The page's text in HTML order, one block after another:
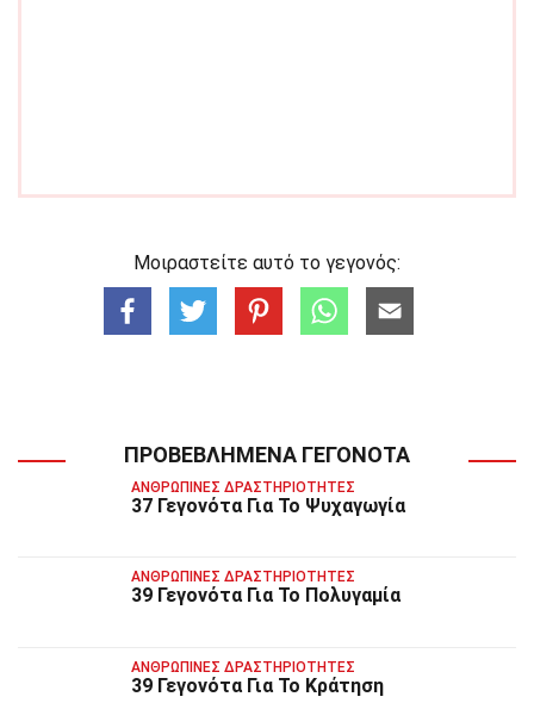
Μοιραστείτε αυτό το γεγονός:
ΠΡΟΒΕΒΛΗΜΈΝΑ ΓΕΓΟΝΌΤΑ
ΑΝΘΡΏΠΙΝΕΣ ΔΡΑΣΤΗΡΙΌΤΗΤΕΣ
37 Γεγονότα Για Το Ψυχαγωγία
ΑΝΘΡΏΠΙΝΕΣ ΔΡΑΣΤΗΡΙΌΤΗΤΕΣ
39 Γεγονότα Για Το Πολυγαμία
ΑΝΘΡΏΠΙΝΕΣ ΔΡΑΣΤΗΡΙΌΤΗΤΕΣ
39 Γεγονότα Για Το Κράτηση